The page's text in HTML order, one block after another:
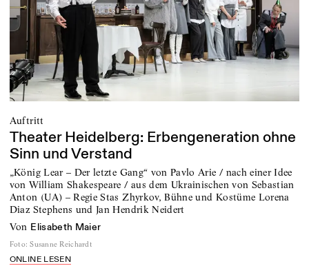
Auftritt
Theater Heidelberg: Erbengeneration ohne
Sinn und Verstand
„König Lear – Der letzte Gang“ von Pavlo Arie / nach einer Idee
von William Shakespeare / aus dem Ukrainischen von Sebastian
Anton (UA) – Regie Stas Zhyrkov, Bühne und Kostüme Lorena
Diaz Stephens und Jan Hendrik Neidert
von Elisabeth Maier
Foto: Susanne Reichardt
ONLINE LESEN